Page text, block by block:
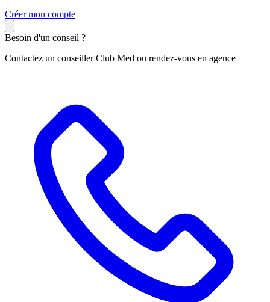
Créer mon compte
Besoin d'un conseil ?
Contactez un conseiller Club Med ou rendez-vous en agence